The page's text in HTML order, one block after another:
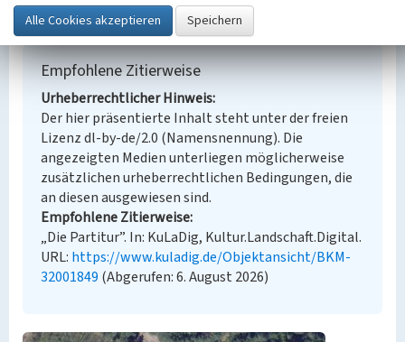
Empfohlene Zitierweise
Urheberrechtlicher Hinweis
Der hier präsentierte Inhalt steht unter der freien
Lizenz dl-by-de/2.0 (Namensnennung). Die
angezeigten Medien unterliegen möglicherweise
zusätzlichen urheberrechtlichen Bedingungen, die
an diesen ausgewiesen sind.
Empfohlene Zitierweise
„Die Partitur”. In: KuLaDig, Kultur.Landschaft.Digital.
URL: https://www.kuladig.de/Objektansicht/BKM-
32001849 (Abgerufen: 6. August 2026)